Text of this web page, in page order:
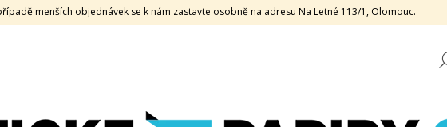
menších objednávek se k nám zastavte osobně na adresu Na Letné 113/1, Olomouc.